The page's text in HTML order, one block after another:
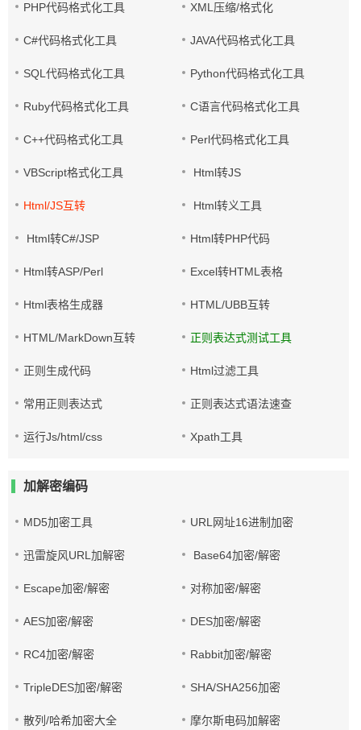
PHP代码格式化工具 XML压缩/格式化
C#代码格式化工具 JAVA代码格式化工具
SQL代码格式化工具 Python代码格式化工具
Ruby代码格式化工具 C语言代码格式化工具
C++代码格式化工具 Perl代码格式化工具
VBScript格式化工具 Html转JS
Html/JS互转 Html转义工具
Html转C#/JSP Html转PHP代码
Html转ASP/Perl Excel转HTML表格
Html表格生成器 HTML/UBB互转
HTML/MarkDown互转 正则表达式测试工具
正则生成代码 Html过滤工具
常用正则表达式 正则表达式语法速查
运行Js/html/css Xpath工具
加解密编码
MD5加密工具 URL网址16进制加密
迅雷旋风URL加解密 Base64加密/解密
Escape加密/解密 对称加密/解密
AES加密/解密 DES加密/解密
RC4加密/解密 Rabbit加密/解密
TripleDES加密/解密 SHA/SHA256加密
散列/哈希加密大全 摩尔斯电码加解密